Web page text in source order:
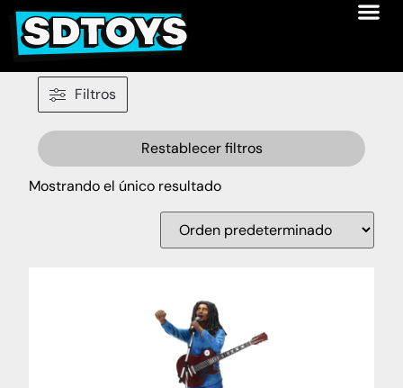
Filtros
Restablecer filtros
Mostrando el único resultado